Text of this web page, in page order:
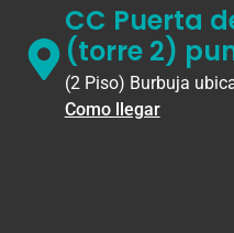
CC Puerta
(torre 2)
(2 Piso) Burbuja
Como llegar